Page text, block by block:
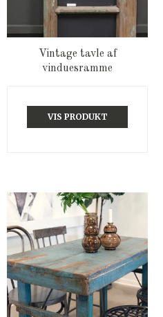
Vintage tavle af
vinduesramme
VIS PRODUKT